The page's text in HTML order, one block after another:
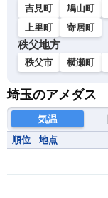
吉見町
鳩山町
上里町
寄居町
秩父地方
秩父市 横瀬町
埼玉のアメダス
気温
順位 地点